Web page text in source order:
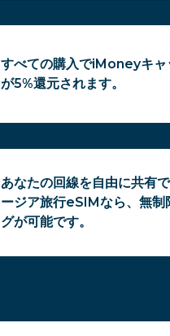
すべての購入でiMoneyキャ
が5%還元されます。
あなたの回線を自由に共有
ージア旅行eSIMなら、無制
グが可能です。